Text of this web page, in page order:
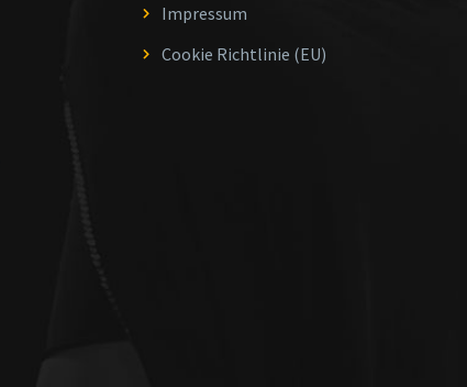
Impressum
Cookie Richtlinie (EU)